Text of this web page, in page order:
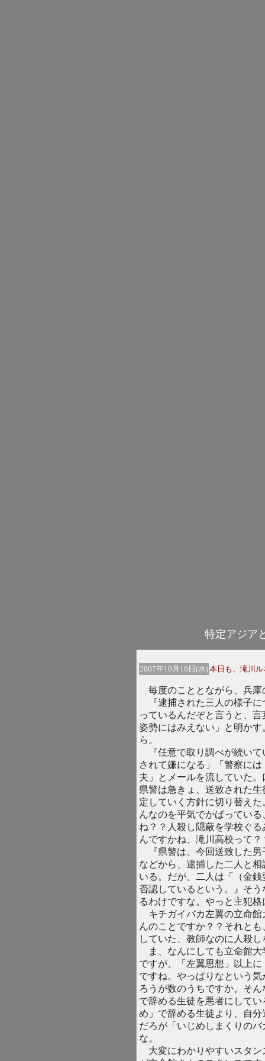
特定アジア
2007年10月10日(水)本日も、滝川
毎度のこととながら、兵庫
『逮捕された三人の様子に
っているんだぞと言うと、
姿勢にはみえない」と明か
ら。
『任意で取り調べが続いて
されて嫌になる」「警察に
夫」とメールを流していた
県警は急きょ、送致された
定していく方針に切り替え
んなのを平気でかばってい
ね？？人殺し隠蔽を学校ぐ
んですかね、滝川高校って？
『県警は、今回送致した男
などから、逮捕した二人と
いる。だが、二人は「（金
否認しているという。』そ
るわけですな。やっと主犯
キチガイバカ左翼の立命館
んのことですか？？それと
していた、教師なのに人殺
ま、なんにしても立命館大
ですが、「左翼思想」以上
ですね。やっぱりなという
ろうが数のうちですか。そ
で辞める生徒を悪者にして
め」で辞める生徒より、自
だろが「いじめしまくりの
な。
大変にわかりやすいスタン